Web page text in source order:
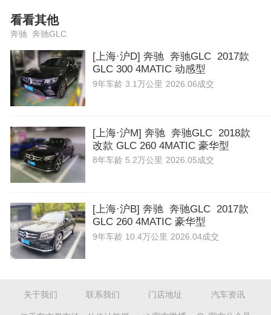
看看其他
奔驰 奔驰GLC
[上海·沪D] 奔驰 奔驰GLC 2017款
GLC 300 4MATIC 动感型
9年车龄 3.1万公里 2026.06成交
[上海·沪M] 奔驰 奔驰GLC 2018款
改款 GLC 260 4MATIC 豪华型
8年车龄 5.2万公里 2026.05成交
[上海·沪B] 奔驰 奔驰GLC 2017款
GLC 260 4MATIC 豪华型
9年车龄 10.4万公里 2026.04成交
关于我们 联系我们 门店地址 汽车资讯